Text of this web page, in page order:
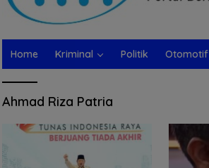
Home Kriminal Politik Otomotif
Ahmad Riza Patria